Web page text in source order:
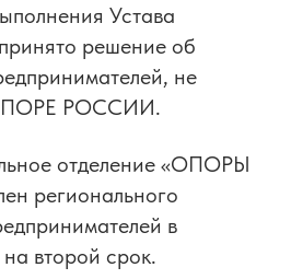
Устава
решение об
не
ОПОРЕ РОССИИ.
отделение «ОПОРЫ
регионального
в
второй срок.